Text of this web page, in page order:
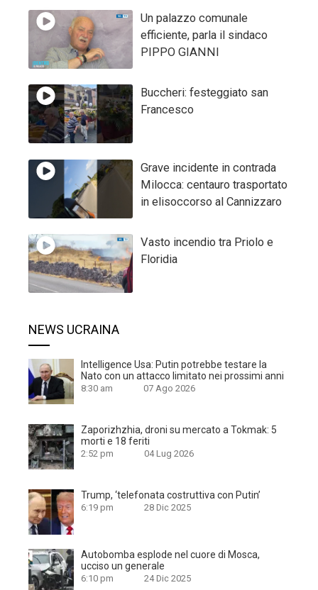
Un palazzo comunale
efficiente, parla il sindaco
PIPPO GIANNI
Buccheri: festeggiato san
Francesco
Grave incidente in contrada
Milocca: centauro trasportato
in elisoccorso al Cannizzaro
Vasto incendio tra Priolo e
Floridia
NEWS UCRAINA
Intelligence Usa: Putin potrebbe testare la
Nato con un attacco limitato nei prossimi anni
8:30 am 07 Ago 2026
Zaporizhzhia, droni su mercato a Tokmak: 5
morti e 18 feriti
2:52 pm 04 Lug 2026
Trump, ‘telefonata costruttiva con Putin’
6:19 pm 28 Dic 2025
Autobomba esplode nel cuore di Mosca,
ucciso un generale
6:10 pm 24 Dic 2025